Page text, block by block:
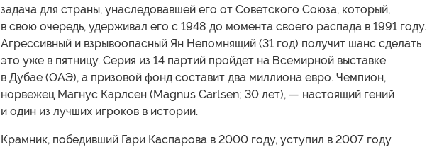
задача для страны, унаследовавшей его от Советского Союза, который,
в свою очередь, удерживал его с 1948 до момента своего распада в 1991 году.
Агрессивный и взрывоопасный Ян Непомнящий (31 год) получит шанс сделать
это уже в пятницу. Серия из 14 партий пройдет на Всемирной выставке
в Дубае (ОАЭ), а призовой фонд составит два миллиона евро. Чемпион,
норвежец Магнус Карлсен (Magnus Carlsen; 30 лет), — настоящий гений
и один из лучших игроков в истории.
Крамник, победивший Гари Каспарова в 2000 году, уступил в 2007 году